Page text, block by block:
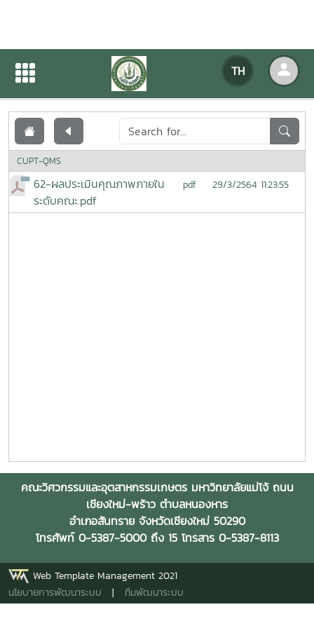
TH
เอกสารเผยแพร่
เอกสารเผยแพร่
CUPT-QMS
62-ผลประเมินคุณภาพภายใน
ระดับคณะ.pdf
pdf 29/3/2564 11:23:55
คณะวิศวกรรมและอุตสาหกรรมเกษตร มหาวิทยาลัยแม่โจ้ ถนน
เชียงใหม่-พร้าว ตำบลหนองหาร
อำเภอสันทราย จังหวัดเชียงใหม่ 50290
โทรศัพท์ 0-5387-5000 ถึง 15 โทรสาร 0-5387-8113
Web Template Management 2021
นโยบายการพัฒนาระบบ | ทีมพัฒนาระบบ